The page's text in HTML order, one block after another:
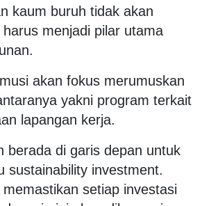
kaum buruh tidak akan
menjadi pilar utama
akan fokus merumuskan
yakni program terkait
lapangan kerja.
berada di garis depan untuk
sustainability investment.
setiap investasi